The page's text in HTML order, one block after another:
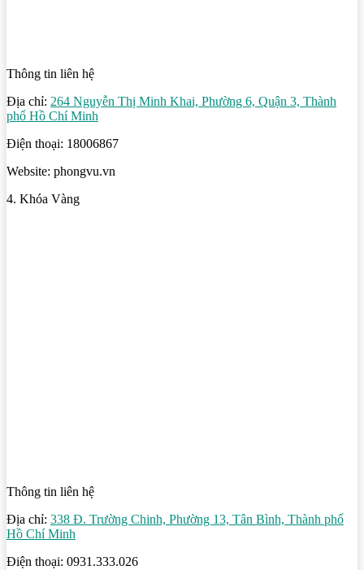
Thông tin liên hệ
Địa chỉ: 264 Nguyễn Thị Minh Khai, Phường 6, Quận 3, Thành
phố Hồ Chí Minh
Điện thoại: 18006867
Website: phongvu.vn
4. Khóa Vàng
Thông tin liên hệ
Địa chỉ: 338 Đ. Trường Chinh, Phường 13, Tân Bình, Thành phố
Hồ Chí Minh
Điện thoại: 0931.333.026